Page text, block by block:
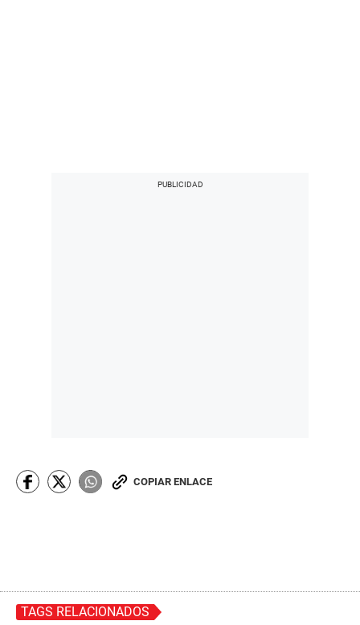
COPIAR ENLACE
TAGS RELACIONADOS